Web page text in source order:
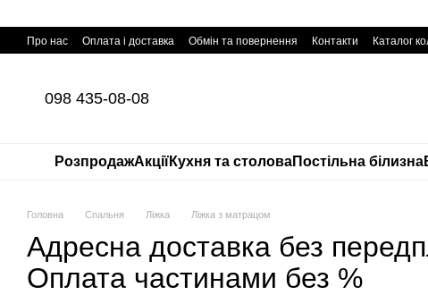
Про нас Оплата і доставка Обмін та повернення Контакти Каталог
098 435-08-08
РозпродажАкціїКухня та столоваПостільна білизна
Головна Спальня Ліжка Ліжка з матрацом
Адресна доставка без
Оплата частинами без %